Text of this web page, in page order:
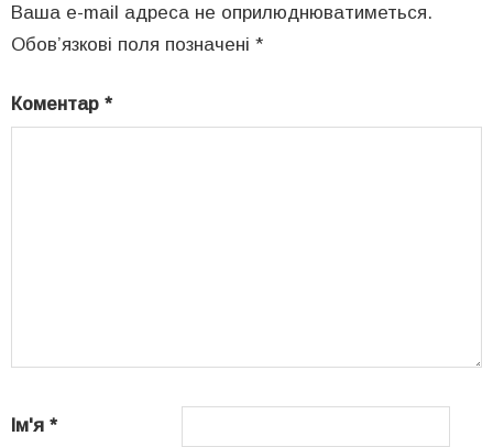
Ваша e-mail адреса не оприлюднюватиметься.
Обов’язкові поля позначені *
Коментар *
Ім'я *